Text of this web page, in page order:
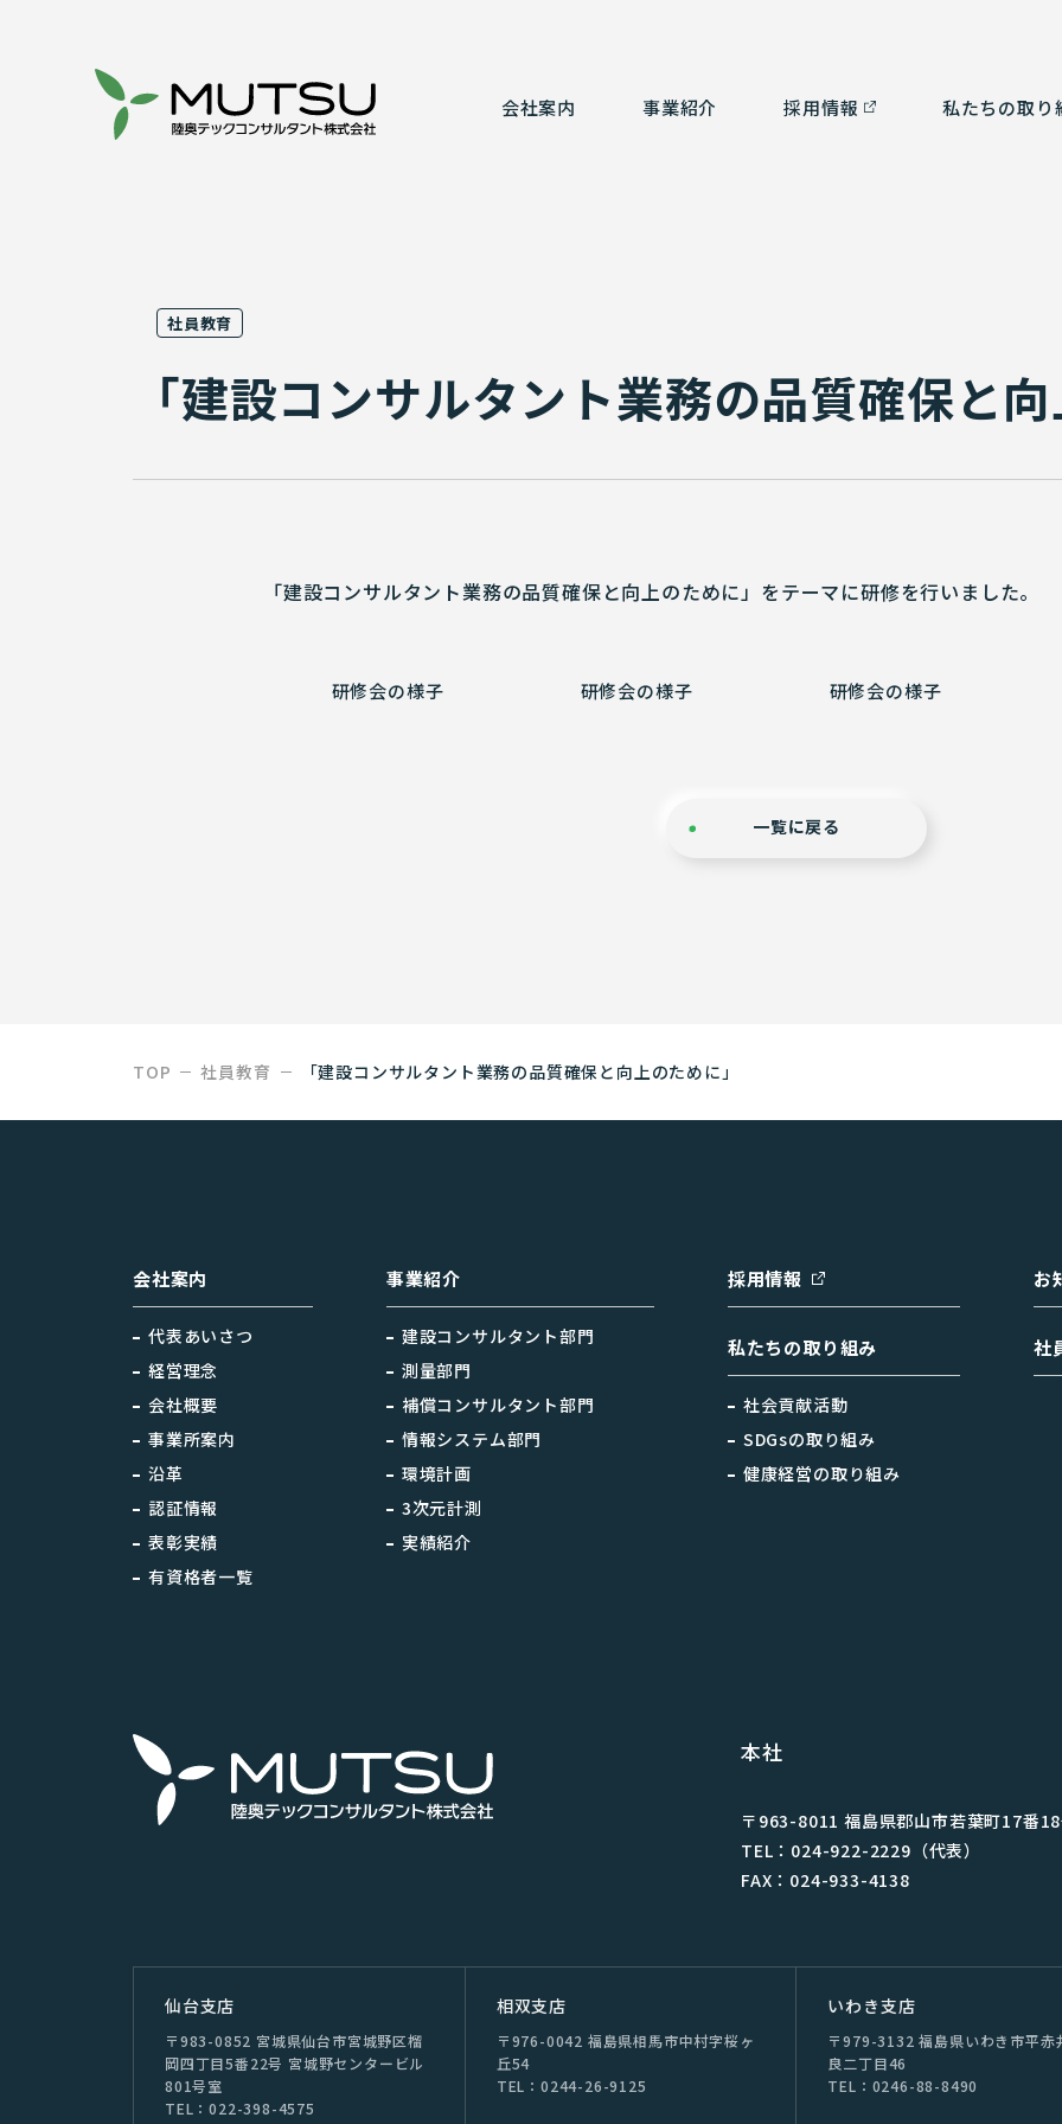
会社案内 事業紹介 採⽤情報 私たちの取り
社員教育
「建設コンサルタント業務の品質確保と向
「建設コンサルタント業務の品質確保と向上のために」をテーマに研修を行いました。
研修会の様子 研修会の様子 研修会の様子
一覧に戻る
TOP 社員教育 「建設コンサルタント業務の品質確保と向上のために」
会社案内
代表あいさつ
経営理念
会社概要
事業所案内
沿革
認証情報
表彰実績
有資格者一覧
事業紹介
建設コンサルタント部門
測量部門
補償コンサルタント部門
情報システム部門
環境計画
3次元計測
実績紹介
採用情報
私たちの取り組み
社会貢献活動
SDGsの取り組み
健康経営の取り組み
お
社
本社
〒963-8011 福島県郡⼭市若葉町17番
TEL：024-922-2229（代表）
FAX：024-933-4138
仙台⽀店
〒983-0852 宮城県仙台市宮城野区榴
岡四丁目5番22号 宮城野センタービル
801号室
TEL：022-398-4575
相双⽀店
〒976-0042 福島県相⾺市中村字桜ヶ
丘54
TEL：0244-26-9125
いわき支店
〒979-3132 福島県いわき市平⾚
良⼆丁⽬46
TEL：0246-88-8490